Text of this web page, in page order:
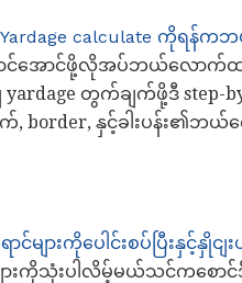
calculate ကိုရန်
ောင်အောင်ဖို့လိုအပ်ဘယ်လေ
တွက်ချက်ဖို့ဒီ step-by-
နှင့်ခါးပန်း၏ဘ
ားကိုပေါင်းစပ်ပြီးနှင့်နှိုငျး
ကိုသုံးပါလိမ့်မယ်သင်ကစောင်